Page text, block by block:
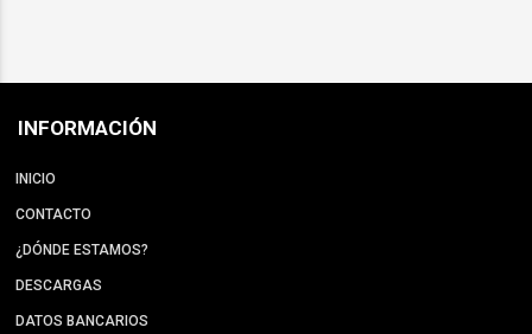
INFORMACIÓN
INICIO
CONTACTO
¿DÓNDE ESTAMOS?
DESCARGAS
DATOS BANCARIOS